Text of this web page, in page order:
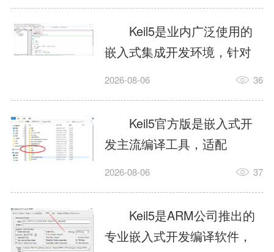
这样？因为AI，就是个只会
耍嘴皮子的书呆子。它脑子
里有海量知识，但没有真正
激发出来实力。而
AgentSkill，就是给AI大脑装
上的一双机械手，它真的能
解决很多问题。1什么是
AgentSkillSkill指...
Keil5是业内广泛使用的
嵌入式集成开发环境，针对
ARM、51内核单片机提供编
力，代码编译稳定，调试工
具成熟，大量开源项目基于
该平台开发。新项目需要单
独下载对应芯片支持包，新
手配置难度较高，正版商业
授权费用不菲，未授权版本
存在程序容量限制，适合硬
2026-08-06 36
Keil5官方版是嵌入式开
发主流编译工具，适配
STM32、51单片机等多款芯
在线调试、代码仿真，兼容
众多厂商芯片安装包。软件
需要手动添加器件库，初次
2026-08-06 37
Keil5是ARM公司推出的
专业嵌入式开发编译软件，